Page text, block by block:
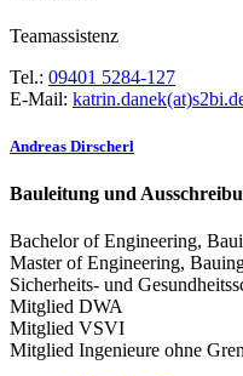
Teamassistenz
Tel.: 09401 5284-127
E-Mail:
Andreas Dirscherl
Bauleitung und
Bachelor of Engineering,
Master of Engineering,
Sicherheits- und
Mitglied DWA
Mitglied VSVI
Mitglied Ingenieure ohne